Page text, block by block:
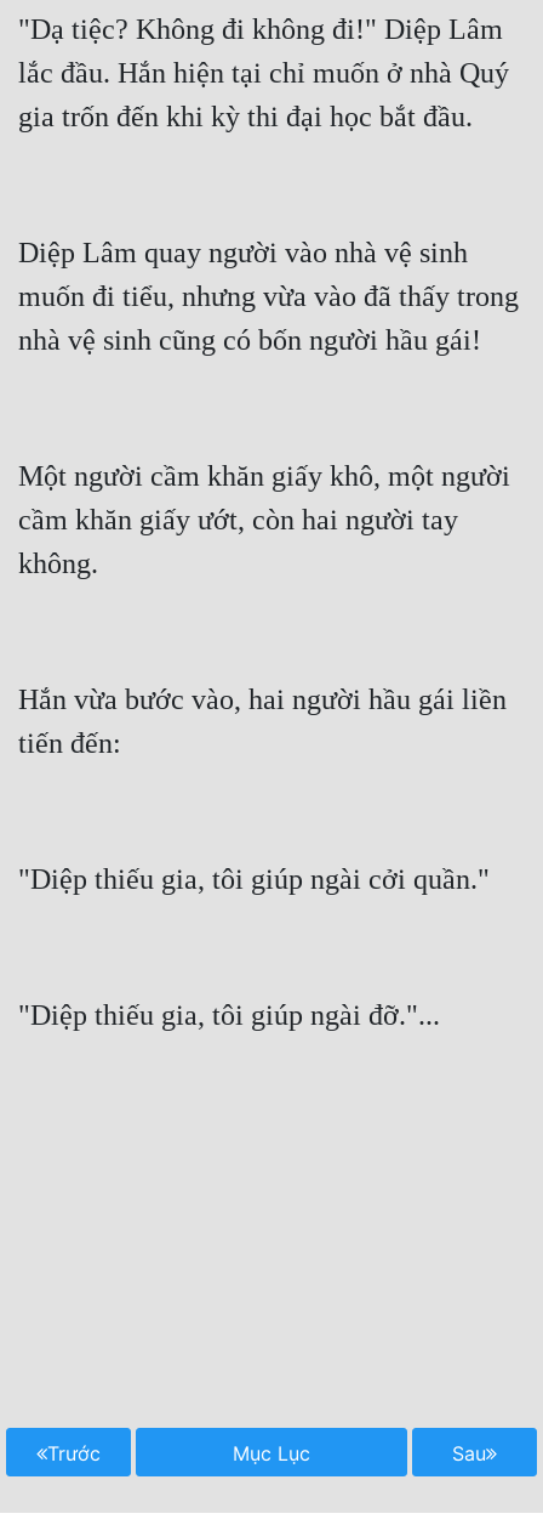
"Dạ tiệc? Không đi không đi!" Diệp Lâm
lắc đầu. Hắn hiện tại chỉ muốn ở nhà Quý
Diệp Lâm quay người vào nhà vệ sinh
muốn đi tiểu, nhưng vừa vào đã thấy trong
Một người cầm khăn giấy khô, một người
cầm khăn giấy ướt, còn hai người tay
Hắn vừa bước vào, hai người hầu gái liền
Trước Mục Lục Sau